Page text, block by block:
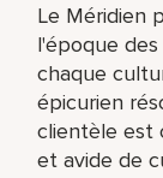
Le Méridien
l'époque
chaque
épicurien
clientèle est
et avide de